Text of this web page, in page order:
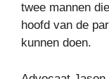
twee mannen
hoofd van de
kunnen doen.